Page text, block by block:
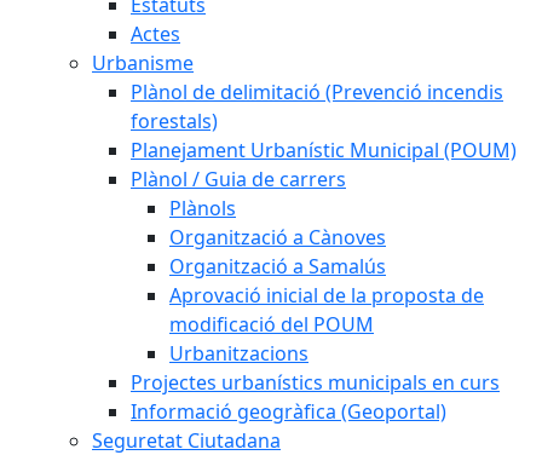
Actes
Urbanisme
Plànol de delimitació (Prevenció incendis
forestals)
Planejament Urbanístic Municipal (POUM)
Plànol / Guia de carrers
Plànols
Organització a Cànoves
Organització a Samalús
Aprovació inicial de la proposta de
modificació del POUM
Urbanitzacions
Projectes urbanístics municipals en curs
Informació geogràfica (Geoportal)
Seguretat Ciutadana